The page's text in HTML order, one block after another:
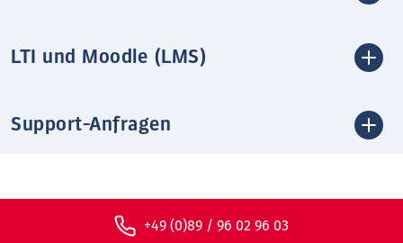
LTI und Moodle (LMS)
Support-Anfragen
+49 (0)89 / 96 02 96 03